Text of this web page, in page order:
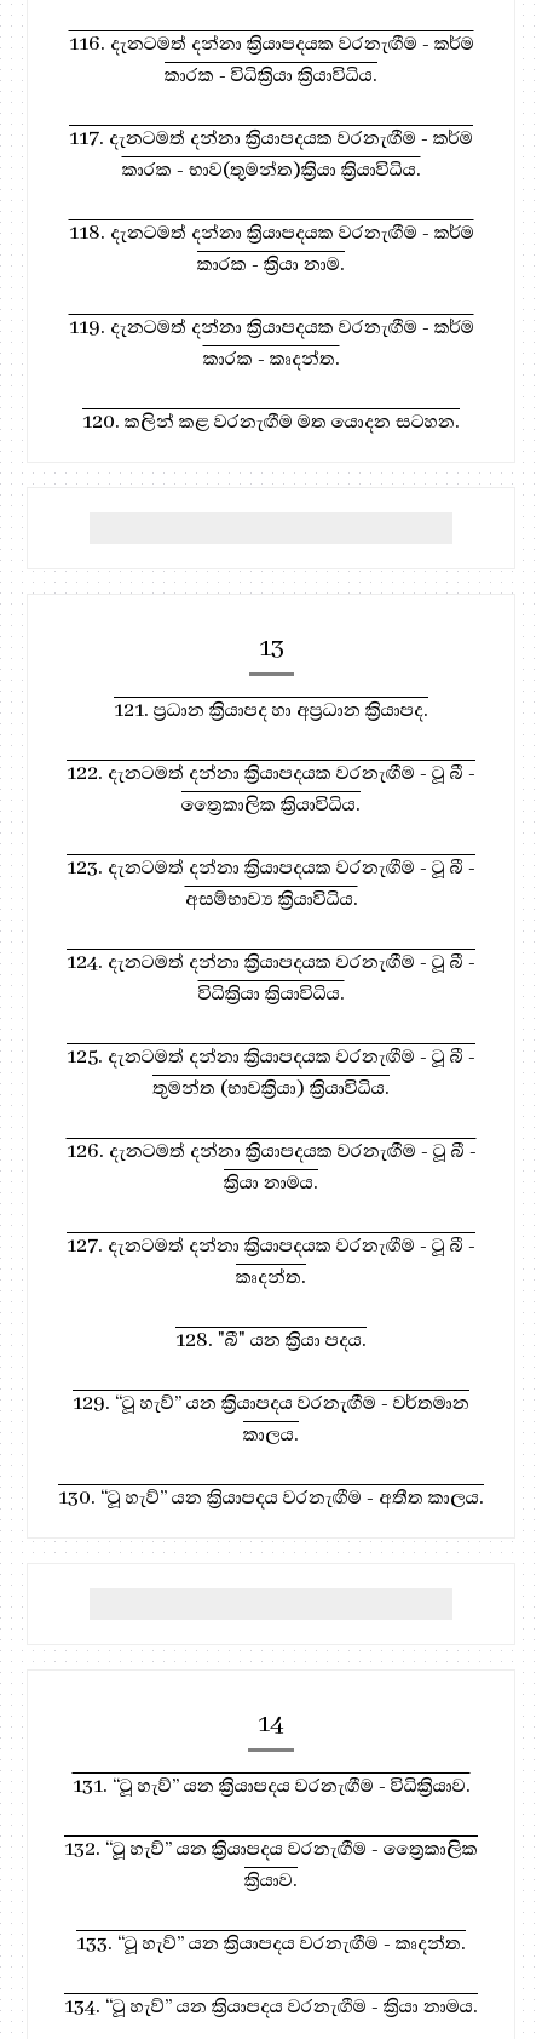
116. දැනටමත් දන්නා ක්‍රියාපදයක වරනැඟීම - කර්ම
කාරක - විධික්‍රියා ක්‍රියාවිධිය.
117. දැනටමත් දන්නා ක්‍රියාපදයක වරනැඟීම - කර්ම
කාරක - භාව(තුමන්ත)ක්‍රියා ක්‍රියාවිධිය.
118. දැනටමත් දන්නා ක්‍රියාපදයක වරනැඟීම - කර්ම
කාරක - ක්‍රියා නාම.
119. දැනටමත් දන්නා ක්‍රියාපදයක වරනැඟීම - කර්ම
කාරක - කෘදන්ත.
120. කලින් කළ වරනැඟීම මත යොදන සටහන.
13
121. ප්‍රධාන ක්‍රියාපද හා අප්‍රධාන ක්‍රියාපද.
122. දැනටමත් දන්නා ක්‍රියාපදයක වරනැඟීම - ටූ බී -
ත්‍රෛකාලික ක්‍රියාවිධිය.
123. දැනටමත් දන්නා ක්‍රියාපදයක වරනැඟීම - ටූ බී -
අසම්භාව්‍ය ක්‍රියාවිධිය.
124. දැනටමත් දන්නා ක්‍රියාපදයක වරනැඟීම - ටූ බී -
විධික්‍රියා ක්‍රියාවිධිය.
125. දැනටමත් දන්නා ක්‍රියාපදයක වරනැඟීම - ටූ බී -
තුමන්ත (භාවක්‍රියා) ක්‍රියාවිධිය.
126. දැනටමත් දන්නා ක්‍රියාපදයක වරනැඟීම - ටූ බී -
ක්‍රියා නාමය.
127. දැනටමත් දන්නා ක්‍රියාපදයක වරනැඟීම - ටූ බී -
කෘදන්ත.
128. "බී" යන ක්‍රියා පදය.
129. “ටූ හැව්” යන ක්‍රියාපදය වරනැඟීම - වර්තමාන
කාලය.
130. “ටූ හැව්” යන ක්‍රියාපදය වරනැඟීම - අතීත කාලය.
14
131. “ටූ හැව්” යන ක්‍රියාපදය වරනැඟීම - විධික්‍රියාව.
132. “ටූ හැව්” යන ක්‍රියාපදය වරනැඟීම - ත්‍රෛකාලික
ක්‍රියාව.
133. “ටූ හැව්” යන ක්‍රියාපදය වරනැඟීම - කෘදන්ත.
134. “ටූ හැව්” යන ක්‍රියාපදය වරනැඟීම - ක්‍රියා නාමය.